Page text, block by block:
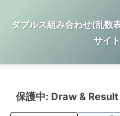
ダブルス組み合わせ(乱数
サイト
保護中: Draw & Result